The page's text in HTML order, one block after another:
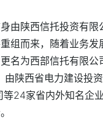
由陕西信托投资有
组而来，随着业务
名为西部信托有限
陕西省电力建设投
24家省内外知名企